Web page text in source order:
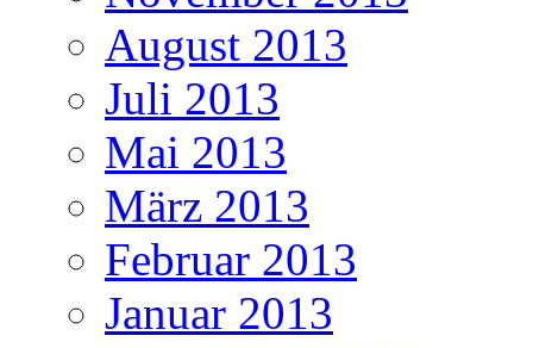
August 2013
Juli 2013
Mai 2013
März 2013
Februar 2013
Januar 2013